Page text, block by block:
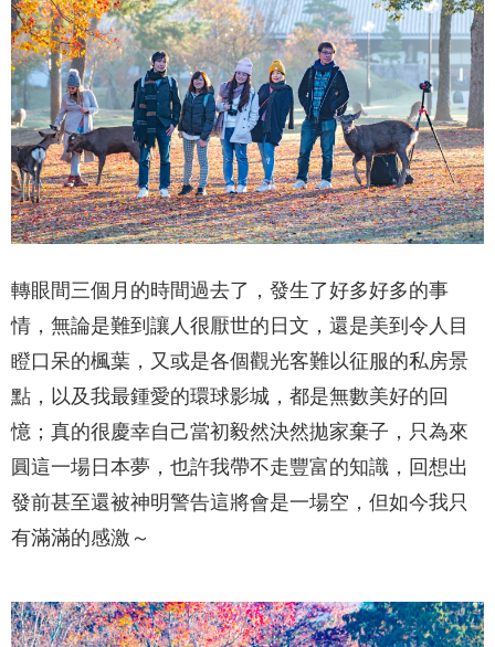
轉眼間三個月的時間過去了，發生了好多好多的事
情，無論是難到讓人很厭世的日文，還是美到令人目
瞪口呆的楓葉，又或是各個觀光客難以征服的私房景
點，以及我最鍾愛的環球影城，都是無數美好的回
憶；真的很慶幸自己當初毅然決然拋家棄子，只為來
圓這一場日本夢，也許我帶不走豐富的知識，回想出
發前甚至還被神明警告這將會是一場空，但如今我只
有滿滿的感激～